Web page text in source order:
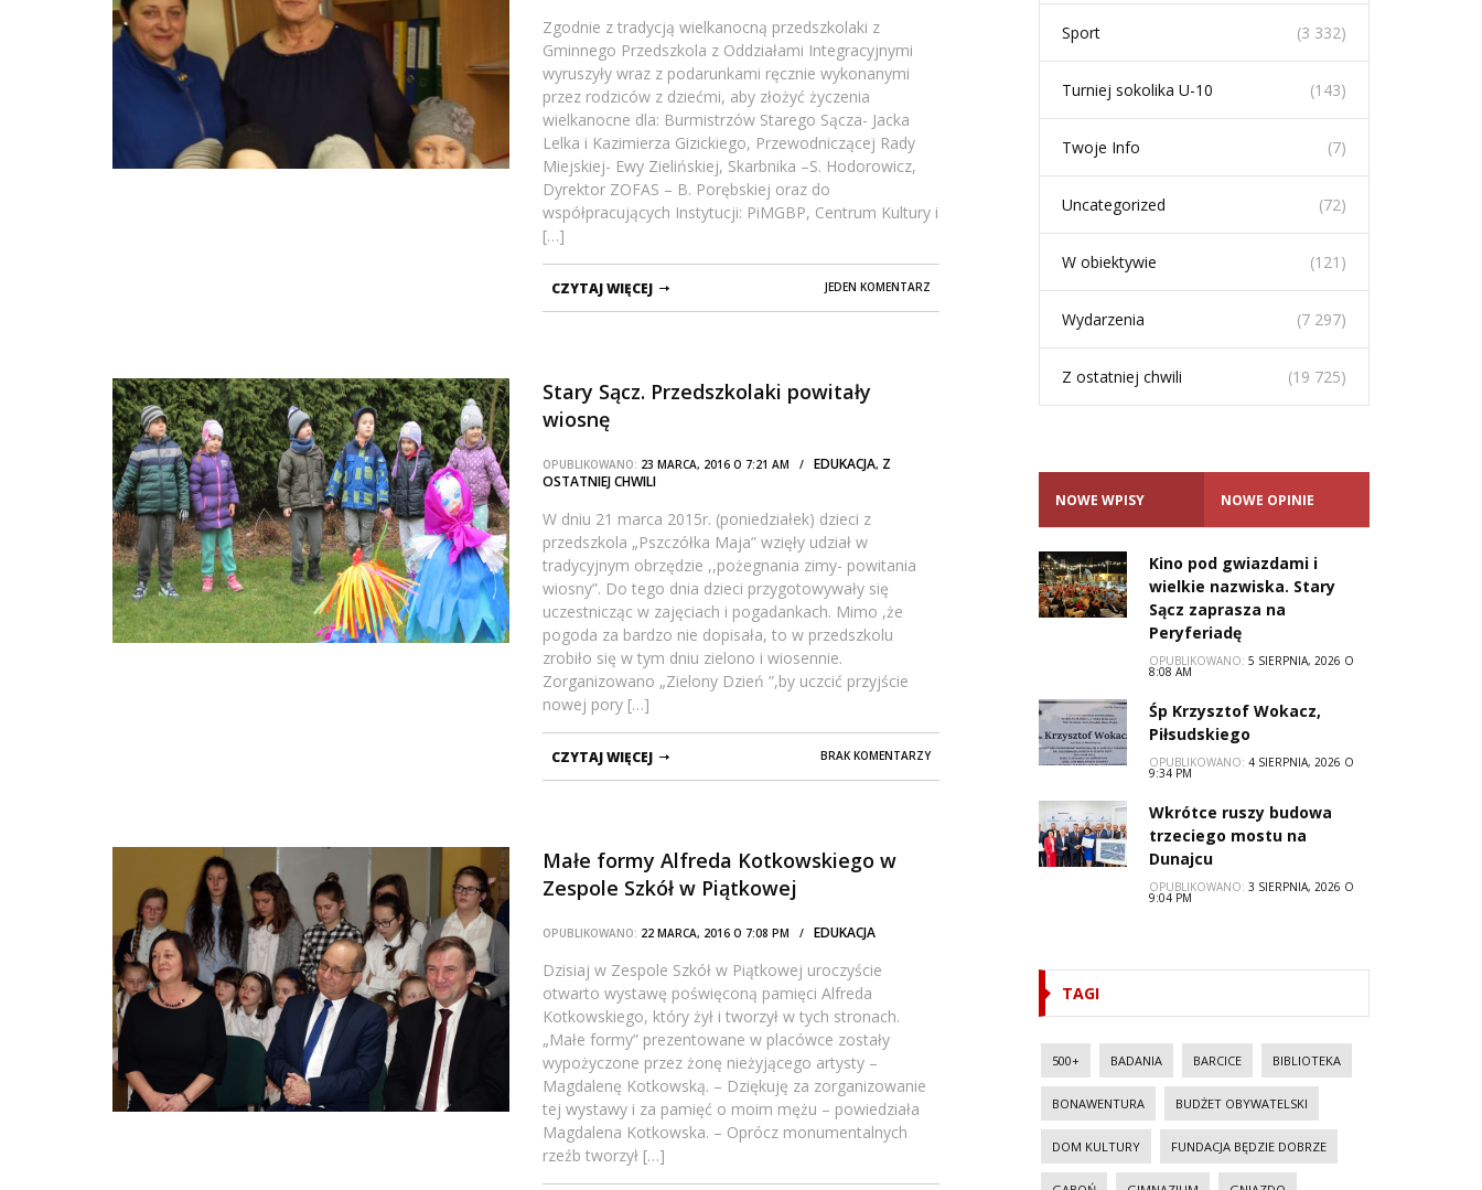
Zgodnie z tradycją wielkanocną przedszkolaki z
Gminnego Przedszkola z Oddziałami Integracyjnymi
wyruszyły wraz z podarunkami ręcznie wykonanymi
przez rodziców z dziećmi, aby złożyć życzenia
wielkanocne dla: Burmistrzów Starego Sącza- Jacka
Lelka i Kazimierza Gizickiego, Przewodniczącej Rady
Miejskiej- Ewy Zielińskiej, Skarbnika –S. Hodorowicz,
Dyrektor ZOFAS – B. Porębskiej oraz do
współpracujących Instytucji: PiMGBP, Centrum Kultury i
[…]
JEDEN KOMENTARZ
CZYTAJ WIĘCEJ
Stary Sącz. Przedszkolaki powitały
wiosnę
OPUBLIKOWANO: 23 MARCA, 2016 O 7:21 AM / EDUKACJA, Z
OSTATNIEJ CHWILI
W dniu 21 marca 2015r. (poniedziałek) dzieci z
przedszkola „Pszczółka Maja” wzięły udział w
tradycyjnym obrzędzie ,,pożegnania zimy- powitania
wiosny”. Do tego dnia dzieci przygotowywały się
uczestnicząc w zajęciach i pogadankach. Mimo ,że
pogoda za bardzo nie dopisała, to w przedszkolu
zrobiło się w tym dniu zielono i wiosennie.
Zorganizowano „Zielony Dzień ”,by uczcić przyjście
nowej pory […]
BRAK KOMENTARZY
CZYTAJ WIĘCEJ
Małe formy Alfreda Kotkowskiego w
Zespole Szkół w Piątkowej
OPUBLIKOWANO: 22 MARCA, 2016 O 7:08 PM / EDUKACJA
Dzisiaj w Zespole Szkół w Piątkowej uroczyście
otwarto wystawę poświęconą pamięci Alfreda
Kotkowskiego, który żył i tworzył w tych stronach.
„Małe formy” prezentowane w placówce zostały
wypożyczone przez żonę nieżyjącego artysty –
Magdalenę Kotkowską. – Dziękuję za zorganizowanie
tej wystawy i za pamięć o moim mężu – powiedziała
Magdalena Kotkowska. – Oprócz monumentalnych
rzeźb tworzył […]
Sport (3 332)
Turniej sokolika U-10 (143)
Twoje Info (7)
Uncategorized (72)
W obiektywie (121)
Wydarzenia (7 297)
Z ostatniej chwili (19 725)
NOWE WPISY NOWE OPINIE
Kino pod gwiazdami i
wielkie nazwiska. Stary
Sącz zaprasza na
Peryferiadę
OPUBLIKOWANO: 5 SIERPNIA, 2026 O
8:08 AM
Śp Krzysztof Wokacz,
Piłsudskiego
OPUBLIKOWANO: 4 SIERPNIA, 2026 O
9:34 PM
Wkrótce ruszy budowa
trzeciego mostu na
Dunajcu
OPUBLIKOWANO: 3 SIERPNIA, 2026 O
9:04 PM
TAGI
500+ BADANIA BARCICE BIBLIOTEKA
BONAWENTURA BUDŻET OBYWATELSKI
DOM KULTURY FUNDACJA BĘDZIE DOBRZE